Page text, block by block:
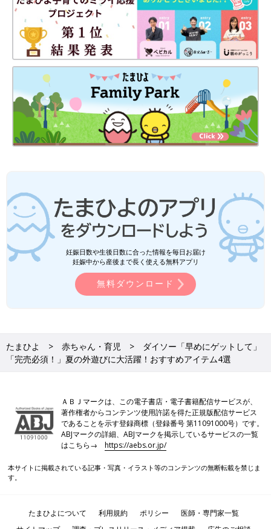
妊娠日数や生後日数に合った情報を毎日お届け
妊娠中から産後まで長く使える無料アプリ
無料ダウンロード
たまひよ 赤ちゃん・育児
ダイソー「早めにゲットして」
「完売必須！」夏の外遊びに大活躍！おすすめアイテム4選
ＡＢＪマークは、この電子書店・電子書籍配信サービスが、
著作権者からコンテンツ使用許諾を得た正規版配信サービス
であることを示す登録商標（登録番号 第11091000号）です。
ABJマークの詳細、ABJマークを掲示しているサービスの一覧
はこちら→https://aebs.or.jp/
本サイトに掲載されている記事・写真・イラスト等のコンテンツの無断転載を禁じま
す。
たまひよについて 利用規約 ポリシー
医師・専門家一覧